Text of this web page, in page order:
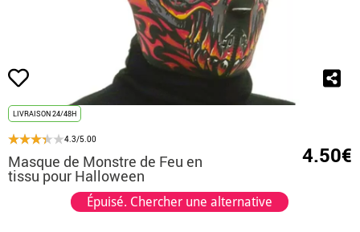
LIVRAISON 24/48H
4.3/5.00
Masque de Monstre de Feu en
tissu pour Halloween
4.50€
Épuisé. Chercher une alternative